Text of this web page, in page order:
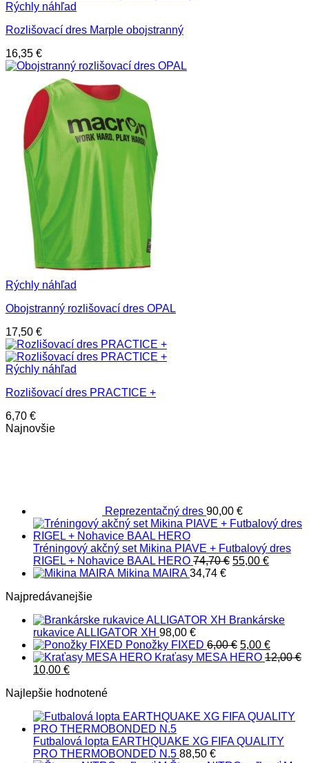
Rýchly náhľad
Rozlišovací dres Marple obojstranný
16,35 €
Rýchly náhľad
Obojstranný rozlišovací dres OPAL
17,50 €
Rýchly náhľad
Rozlišovací dres PRACTICE +
6,70 €
Najnovšie
Reprezentačný dres 90,00 €
Tréningový akčný set Mikina PIAVE + Futbalový dres
RIGEL + Nohavice BAAL HERO 74,70€ Pôvodná
55,00 €
Mikina MAIRA 34,74 €
Najpredávanejšie
Brankárske
rukavice ALLIGATOR XH 98,00 €
Ponožky FIXED 6,00€ Pôvodná
cena
5,00 €
cena
Kraťasy MESA HERO 12,00€
Pôvodná
bola:
10,00 €Aktuálna
je:
Najlepšie hodnotené
Futbalová lopta EARTHQUAKE XG FIFA QUALITY
PRO THERMOBONDED N.5 88,50 €